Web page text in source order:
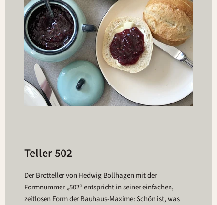
Teller 502
Der Brotteller von Hedwig Bollhagen mit der
Formnummer „502“ entspricht in seiner einfachen,
zeitlosen Form der Bauhaus-Maxime: Schön ist, was